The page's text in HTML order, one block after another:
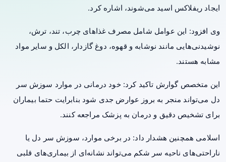
ایجاد ریفلاکس اسید می‌شوند، اشاره کرد.
وی افزود: این عوامل شامل مصرف غذاهای چرب، تند، ترش،
نوشیدنی‌هایی مانند نوشابه و قهوه، دوغ گازدار، الکل و سایر مواد
مشابه هستند.
این متخصص گوارش تاکید کرد: خود درمانی در موارد سوزش سر
دل می‌تواند منجر به بروز عوارض جدی شود بنابرایت حتما بیماران
برای تشخیص دقیق و درمان به پزشک مراجعه کنند.
اسلامی همچنین هشدار داد: در برخی موارد، سوزش سر دل یا
ناراحتی‌های ناحیه سر شکم می‌تواند نشانه‌ای از بیماری‌های قلبی